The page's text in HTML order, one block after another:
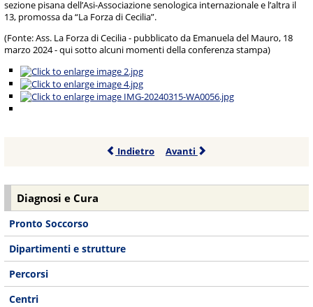
sezione pisana dell’Asi-Associazione senologica internazionale e l’altra il
13, promossa da “La Forza di Cecilia”.
(Fonte: Ass. La Forza di Cecilia - pubblicato da Emanuela del Mauro, 18
marzo 2024 - qui sotto alcuni momenti della conferenza stampa)
Indietro Avanti
Diagnosi e Cura
Pronto Soccorso
Dipartimenti e strutture
Percorsi
Centri